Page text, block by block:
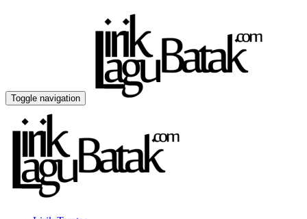
Toggle navigation